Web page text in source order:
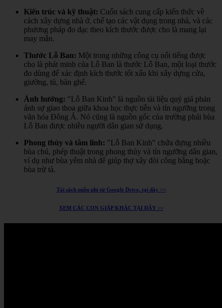
Kiến trúc và kỹ thuật: Cuốn sách cung cấp kiến thức về
cách xây dựng nhà ở, chế tạo các vật dụng trong nhà, và các
phương pháp đo đạc theo kích thước được cho là mang lại
may mắn.
Thước Lỗ Ban: Một trong những công cụ nổi tiếng được
cho là phát minh của Lỗ Ban là thước Lỗ Ban, một loại thước
đo dùng để xác định kích thước tốt xấu khi xây dựng cửa,
giường, tủ, bàn ghế.
Ảnh hưởng: "Lỗ Ban Kinh" là nguồn tài liệu quý giá phản
ánh sự giao thoa giữa khoa học thực tiễn và tín ngưỡng trong
văn hóa Đông Á. Nó cũng là nguồn gốc của trường phái bùa
Lỗ Ban được nhiều người dân gian sử dụng.
Phong thủy và tâm linh: "Lỗ Ban Kinh" chứa đựng nhiều
bùa chú, phép thuật trong phong thủy và tín ngưỡng dân gian,
ví dụ như bùa yểm nhà để giúp thợ xây đòi công bằng hoặc
bùa trừ tà.
Tải sách miễn phí từ Google Drive, tại đây >>
XEM CÁC CON GIÁP KHÁC TẠI ĐÂY >>